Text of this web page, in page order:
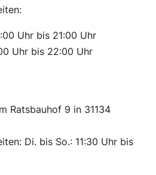
Uhr bis 21:00 Uhr
Uhr bis 22:00 Uhr
Ratsbauhof 9 in 31134
Di. bis So.: 11:30 Uhr bis